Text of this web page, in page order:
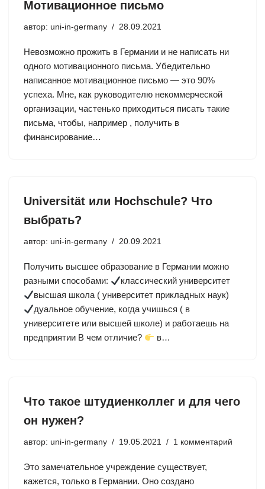
Мотивационное письмо
автор: uni-in-germany 28.09.2021
Невозможно прожить в Германии и не написать ни
одного мотивационного письма. Убедительно
написанное мотивационное письмо — это 90%
успеха. Мне, как руководителю некоммерческой
организации, частенько приходиться писать такие
письма, чтобы, например , получить в
финансирование…
Universität или Hochschule? Что
выбрать?
автор: uni-in-germany 20.09.2021
Получить высшее образование в Германии можно
разными способами:
классический университет
высшая школа ( университет прикладных наук)
дуальное обучение, когда учишься ( в
университете или высшей школе) и работаешь на
предприятии В чем отличие?
в…
Что такое штудиенколлег и для чего
он нужен?
автор: uni-in-germany 19.05.2021 1 комментарий
Это замечательное учреждение существует,
кажется, только в Германии. Оно создано